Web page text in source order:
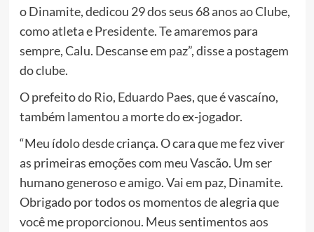
o Dinamite, dedicou 29 dos seus 68 anos ao Clube,
como atleta e Presidente. Te amaremos para
sempre, Calu. Descanse em paz”, disse a postagem
do clube.
O prefeito do Rio, Eduardo Paes, que é vascaíno,
também lamentou a morte do ex-jogador.
“Meu ídolo desde criança. O cara que me fez viver
as primeiras emoções com meu Vascão. Um ser
humano generoso e amigo. Vai em paz, Dinamite.
Obrigado por todos os momentos de alegria que
você me proporcionou. Meus sentimentos aos